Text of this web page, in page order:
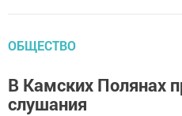
ОБЩЕСТВО
В Камских Полянах
слушания